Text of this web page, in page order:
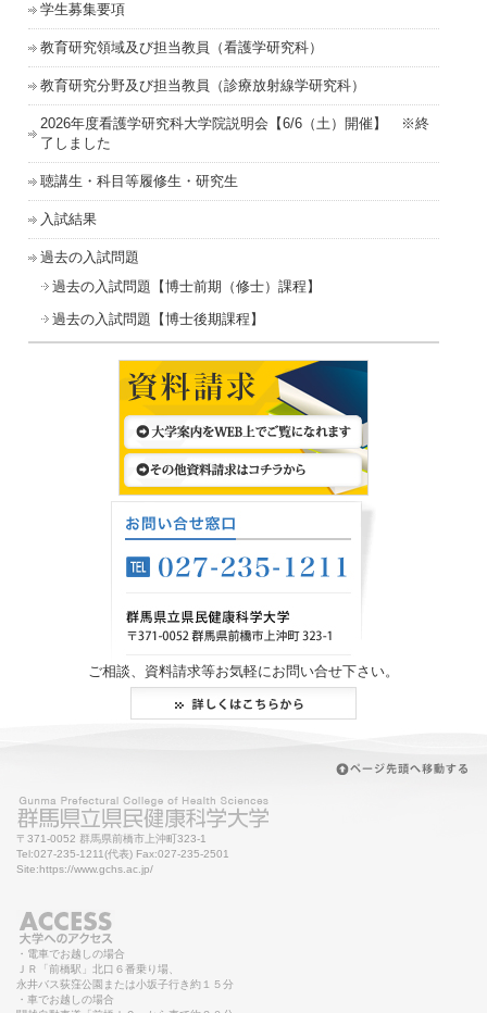
学生募集要項
教育研究領域及び担当教員（看護学研究科）
教育研究分野及び担当教員（診療放射線学研究科）
2026年度看護学研究科大学院説明会【6/6（土）開催】 ※終
了しました
聴講生・科目等履修生・研究生
入試結果
過去の入試問題
過去の入試問題【博士前期（修士）課程】
過去の入試問題【博士後期課程】
ご相談、資料請求等お気軽にお問い合せ下さい。
〒371-0052 群馬県前橋市上沖町323-1
Tel:027-235-1211(代表) Fax:027-235-2501
Site:https://www.gchs.ac.jp/
・電車でお越しの場合
ＪＲ「前橋駅」北口６番乗り場、
永井バス荻窪公園または小坂子行き約１５分
・車でお越しの場合